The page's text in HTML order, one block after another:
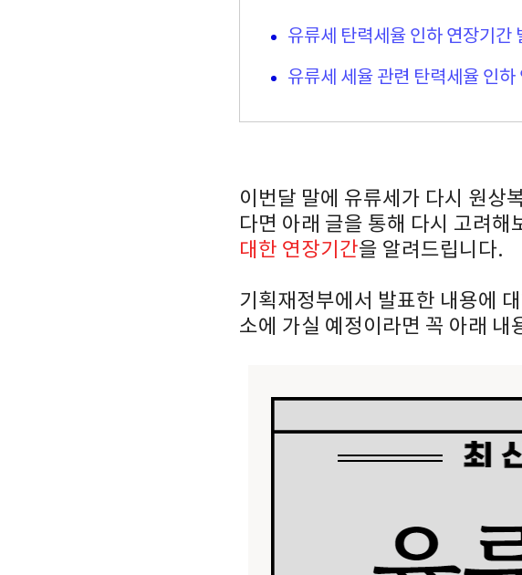
유류세 탄력세율 인하 연장기간
유류세 세율 관련 탄력세율 인
이번달 말에 유류세가 다시 원상
다면 아래 글을 통해 다시 고려
대한 연장기간을 알려드립니다.
기획재정부에서 발표한 내용에
소에 가실 예정이라면 꼭 아래